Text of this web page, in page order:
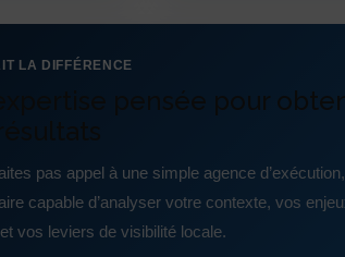
LA DIFFÉRENCE
pensée pour
pas appel à une simple agence
capable d’analyser votre contexte, vos
vos leviers de visibilité locale.